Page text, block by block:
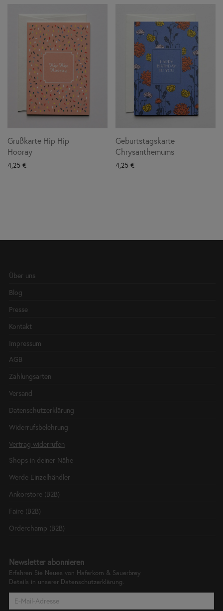
Grußkarte Hip Hip
Hooray
4,25 €
Geburtstagskarte
Chrysanthemums
4,25 €
Über uns
Blog
Presse
Kontakt
Impressum
AGB
Zahlungsarten
Versand
Datenschutzerklärung
Widerrufsbelehrung
Vertrag widerrufen
Shops in deiner Nähe
Werde Einzelhändler
Ankorstore (B2B)
Faire (B2B)
Orderchamp (B2B)
Newsletter abonnieren
Erfahren Sie Neues von Haferkorn & Sauerbrey
Details in unserer Datenschutzerklärung.